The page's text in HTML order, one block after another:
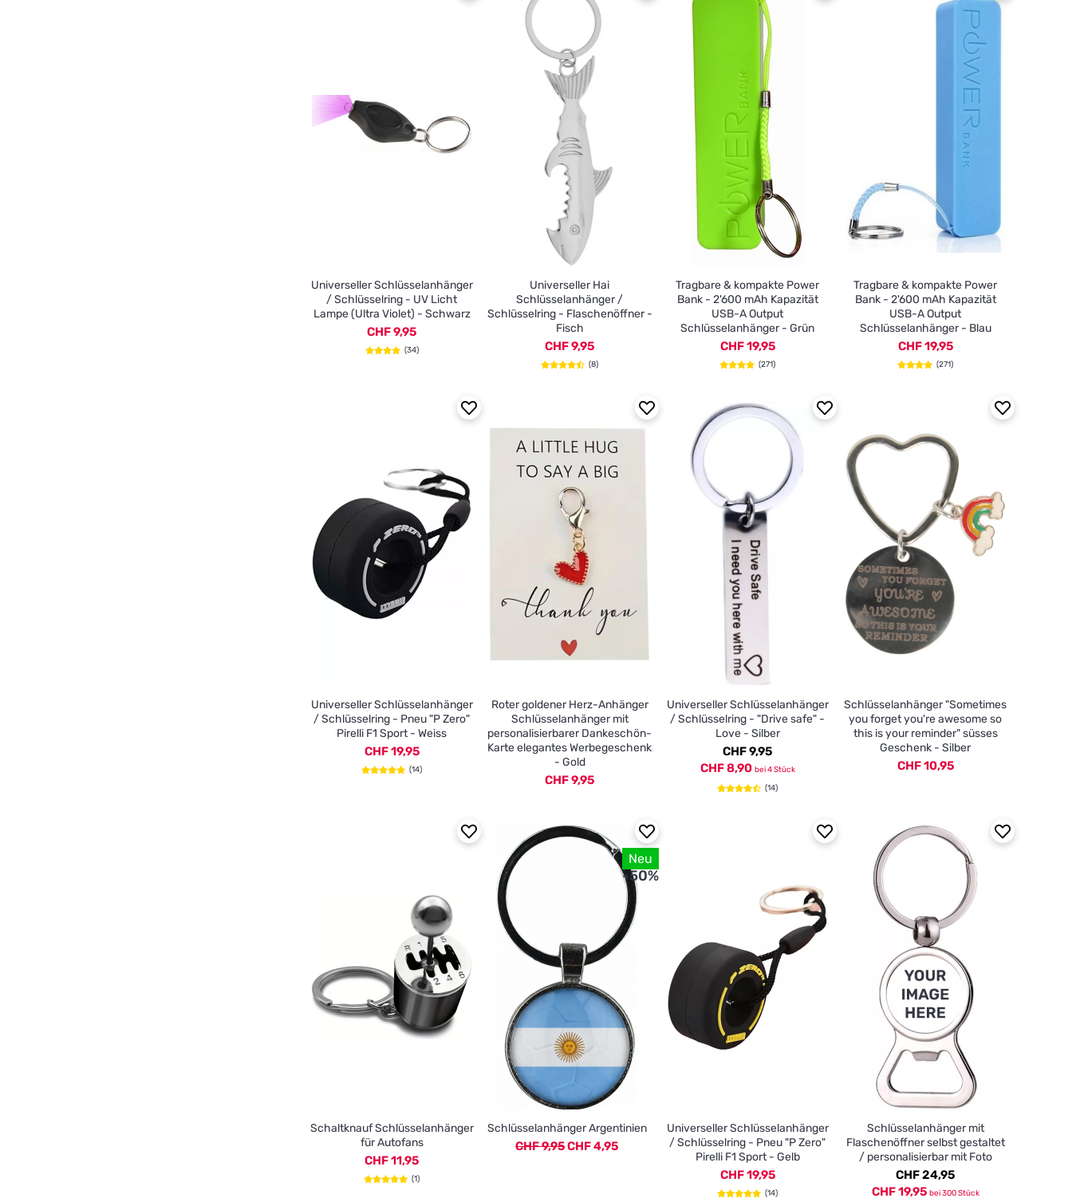
Universeller Schlüsselanhänger
/ Schlüsselring - UV Licht
Lampe (Ultra Violet) - Schwarz
CHF 9,95
(34)
Universeller Hai
Schlüsselanhänger /
Schlüsselring - Flaschenöffner -
Fisch
CHF 9,95
(8)
Tragbare & kompakte Power
Bank - 2'600 mAh Kapazität
USB-A Output
Schlüsselanhänger - Grün
CHF 19,95
(271)
Tragbare & kompakte Power
Bank - 2'600 mAh Kapazität
USB-A Output
Schlüsselanhänger - Blau
CHF 19,95
(271)
Universeller Schlüsselanhänger
/ Schlüsselring - Pneu "P Zero"
Pirelli F1 Sport - Weiss
CHF 19,95
(14)
Roter goldener Herz-Anhänger
Schlüsselanhänger mit
personalisierbarer Dankeschön-
Karte elegantes Werbegeschenk
- Gold
CHF 9,95
Universeller Schlüsselanhänger
/ Schlüsselring - "Drive safe" -
Love - Silber
CHF 9,95
CHF 8,90 bei 4 Stück
(14)
Schlüsselanhänger "Sometimes
you forget you're awesome so
this is your reminder" süsses
Geschenk - Silber
CHF 10,95
Schaltknauf Schlüsselanhänger
für Autofans
CHF 11,95
(1)
Schlüsselanhänger Argentinien
CHF 9,95CHF 4,95
Neu
-50%
Universeller Schlüsselanhänger
/ Schlüsselring - Pneu "P Zero"
Pirelli F1 Sport - Gelb
CHF 19,95
(14)
Schlüsselanhänger mit
Flaschenöffner selbst gestaltet
/ personalisierbar mit Foto
CHF 24,95
CHF 19,95 bei 300 Stück